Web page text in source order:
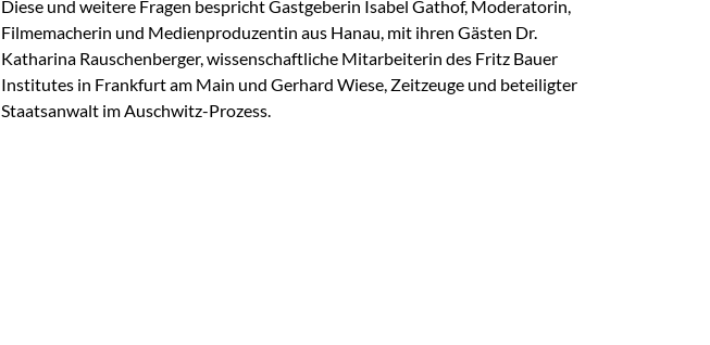
Diese und weitere Fragen bespricht Gastgeberin Isabel Gathof, Moderatorin,
Filmemacherin und Medienproduzentin aus Hanau, mit ihren Gästen Dr.
Katharina Rauschenberger, wissenschaftliche Mitarbeiterin des Fritz Bauer
Institutes in Frankfurt am Main und Gerhard Wiese, Zeitzeuge und beteiligter
Staatsanwalt im Auschwitz-Prozess.